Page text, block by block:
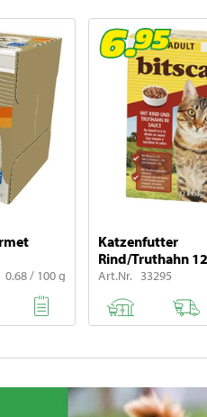
0.68 / 100 g
Katzenfutter
Rind/Truthahn
Art.Nr. 33295